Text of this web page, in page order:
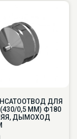
ДЛЯ
0,5 ММ) Ф180
ДЫМОХОД